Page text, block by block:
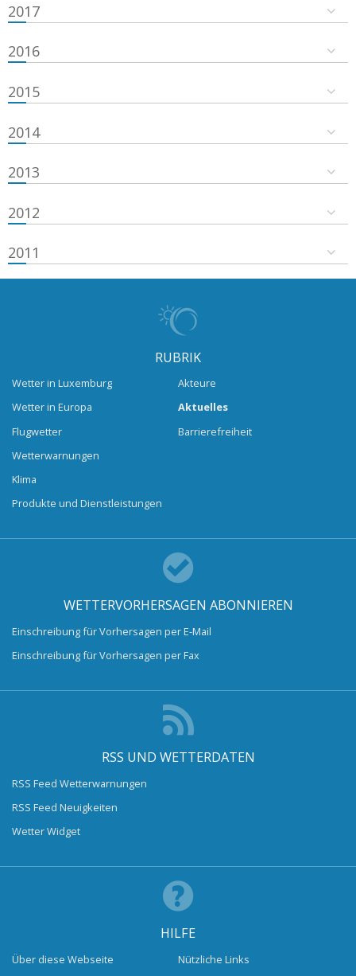
2017
2016
2015
2014
2013
2012
2011
RUBRIK
Wetter in Luxemburg
Wetter in Europa
Flugwetter
Wetterwarnungen
Klima
Produkte und Dienstleistungen
Akteure
Aktuelles
Barrierefreiheit
WETTERVORHERSAGEN ABONNIEREN
Einschreibung für Vorhersagen per E-Mail
Einschreibung für Vorhersagen per Fax
RSS UND WETTERDATEN
RSS Feed Wetterwarnungen
RSS Feed Neuigkeiten
Wetter Widget
HILFE
Über diese Webseite
Nützliche Links